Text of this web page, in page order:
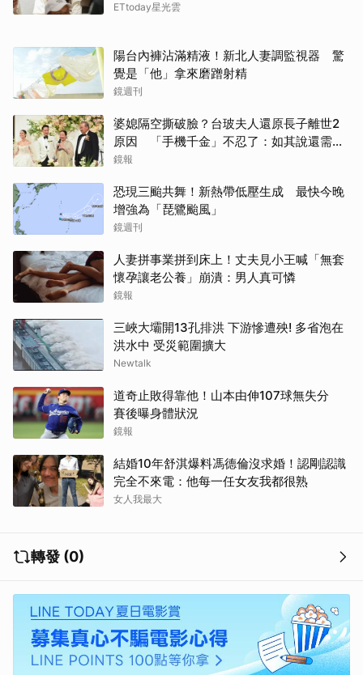
ETtoday星光雲
陽台內褲沾滿精液！新北人妻調監視器 驚
覺是「他」拿來磨蹭射精
鏡週刊
婆媳隔空撕破臉？台玻夫人還原長子離世2
原因 「手機千金」不忍了：如其說還需要
離開嗎？
鏡報
恐現三颱共舞！新熱帶低壓生成 最快今晚
增強為「琵鷺颱風」
鏡週刊
人妻拼事業拼到床上！丈夫見小王喊「無套
懷孕讓老公養」崩潰：男人真可憐
鏡報
三峽大壩開13孔排洪 下游慘遭殃! 多省泡在
洪水中 受災範圍擴大
Newtalk
道奇止敗得靠他！山本由伸107球無失分
賽後曝身體狀況
鏡報
結婚10年舒淇爆料馮德倫沒求婚！認剛認識
完全不來電：他每一任女友我都很熟
女人我最大
轉發 (0)